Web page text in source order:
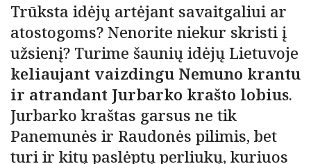
Trūksta idėjų artėjant savaitgaliui ar
atostogoms? Nenorite niekur skristi į
užsienį? Turime šaunių idėjų Lietuvoje
keliaujant vaizdingu Nemuno krantu
ir atrandant Jurbarko krašto lobius.
Jurbarko kraštas garsus ne tik
Panemunės ir Raudonės pilimis, bet
turi ir kitų paslėptų perliukų, kuriuos